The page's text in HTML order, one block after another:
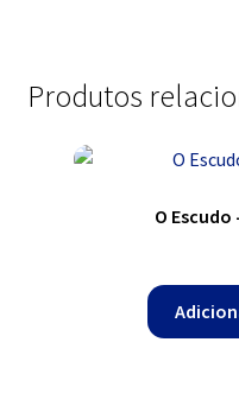
Produtos
O Escudo